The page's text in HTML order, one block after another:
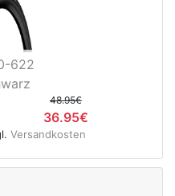
622
48.95€
36.95€
Versandkosten